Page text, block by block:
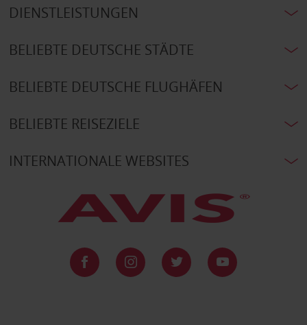
DIENSTLEISTUNGEN
BELIEBTE DEUTSCHE STÄDTE
BELIEBTE DEUTSCHE FLUGHÄFEN
BELIEBTE REISEZIELE
INTERNATIONALE WEBSITES